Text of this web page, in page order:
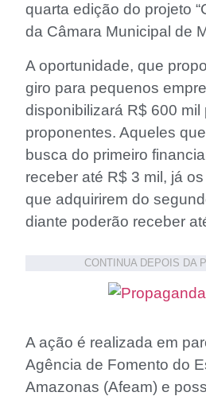
quarta edição do projeto
da Câmara Municipal de
A oportunidade, que
giro para pequenos
disponibilizará R$ 600 mil
proponentes. Aqueles
busca do primeiro
receber até R$ 3 mil, já
que adquirirem do
diante poderão receber
CONTINUA DEPOIS DA
A ação é realizada em
Agência de Fomento do
Amazonas (Afeam) e